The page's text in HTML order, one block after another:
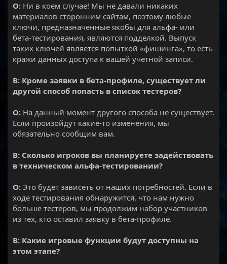
О: Ни в коем случае! Мы не давали никаких
материалов сторонним сайтам, поэтому любые
ключи, предназначенные якобы для альфа- или
бета-тестирования, являются подделкой. Выпуск
таких ключей является попыткой «фишинга», то есть
кражи данных доступа к вашей учетной записи.
В: Кроме заявки в бета-профиле, существует ли
другой способ попасть в список тестеров?
О: На данный момент другого способа не существует.
Если произойдут какие-то изменения, мы
обязательно сообщим вам.
В: Сколько игроков вы планируете задействовать
в техническом альфа-тестировании?
О: Это будет зависеть от наших потребностей. Если в
ходе тестирования обнаружится, что нам нужно
больше тестеров, мы продолжим набор участников
из тех, кто оставил заявку в бета-профиле.
В: Какие игровые функции будут доступны на
этом этапе?